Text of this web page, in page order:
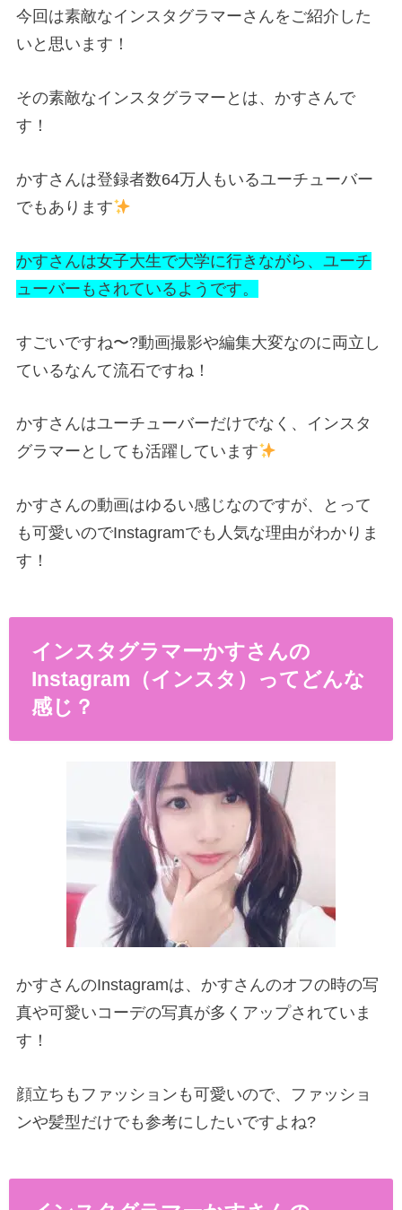
今回は素敵なインスタグラマーさんをご紹介した
いと思います！
その素敵なインスタグラマーとは、かすさんで
す！
かすさんは登録者数64万人もいるユーチューバー
でもあります
かすさんは女子大生で大学に行きながら、ユーチ
ューバーもされているようです。
すごいですね〜?動画撮影や編集大変なのに両立し
ているなんて流石ですね！
かすさんはユーチューバーだけでなく、インスタ
グラマーとしても活躍しています
かすさんの動画はゆるい感じなのですが、とって
も可愛いのでInstagramでも人気な理由がわかりま
す！
インスタグラマーかすさんの
Instagram （インスタ）ってどんな
感じ？
かすさんのInstagramは、かすさんのオフの時の写
真や可愛いコーデの写真が多くアップされていま
す！
顔立ちもファッションも可愛いので、ファッショ
ンや髪型だけでも参考にしたいですよね?